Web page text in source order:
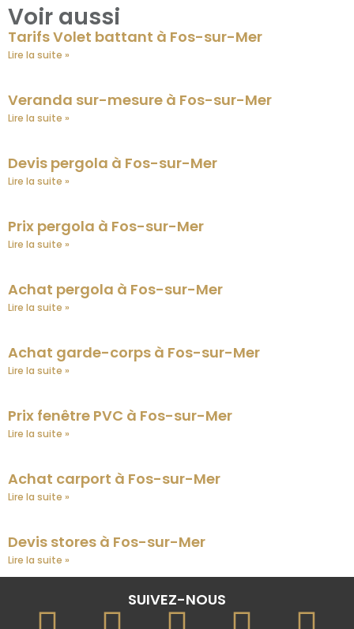
Voir aussi
Tarifs Volet battant à Fos-sur-Mer
Lire la suite »
Veranda sur-mesure à Fos-sur-Mer
Lire la suite »
Devis pergola à Fos-sur-Mer
Lire la suite »
Prix pergola à Fos-sur-Mer
Lire la suite »
Achat pergola à Fos-sur-Mer
Lire la suite »
Achat garde-corps à Fos-sur-Mer
Lire la suite »
Prix fenêtre PVC à Fos-sur-Mer
Lire la suite »
Achat carport à Fos-sur-Mer
Lire la suite »
Devis stores à Fos-sur-Mer
Lire la suite »
SUIVEZ-NOUS